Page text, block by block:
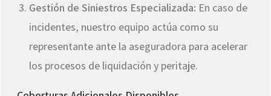
Gestión de Siniestros Especializada: En caso de
incidentes, nuestro equipo actúa como su
representante ante la aseguradora para acelerar
los procesos de liquidación y peritaje.